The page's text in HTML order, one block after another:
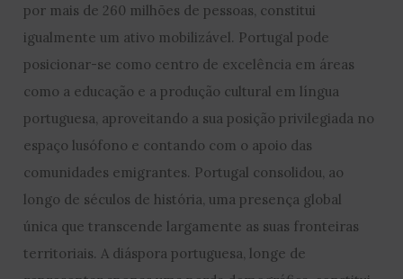
por mais de 260 milhões de pessoas, constitui
igualmente um ativo mobilizável. Portugal pode
posicionar-se como centro de excelência em áreas
como a educação e a produção cultural em língua
portuguesa, aproveitando a sua posição privilegiada no
espaço lusófono e contando com o apoio das
comunidades emigrantes. Portugal consolidou, ao
longo de séculos de história, uma presença global
única que transcende largamente as suas fronteiras
territoriais. A diáspora portuguesa, longe de